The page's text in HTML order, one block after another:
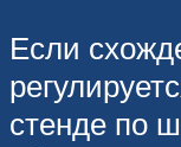
Если
стенде по